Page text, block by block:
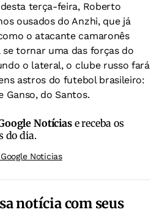
terça-feira, Roberto
ousados do Anzhi, que já
o atacante camaronês
se tornar uma das forças do
o lateral, o clube russo fará
astros do futebol brasileiro:
Ganso, do Santos.
Notíciase receba os
do dia.
Noticias
notícia com seus